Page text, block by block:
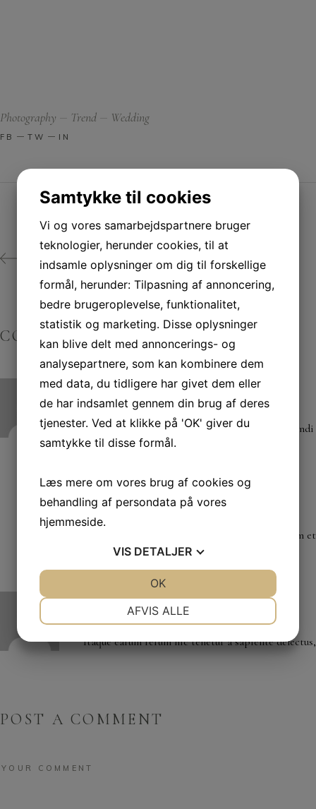
Photography Trend Wedding
FB TW IN
PREV
COMMENTS
ELIZABETH LOREN
november 27, 2019
Nam libero tempore, cum soluta nobis est
JEFF ALVAREZ
november 27, 2019
Temporibus autem
TAMARA DAVIS
november 27, 2019
Itaque earum rerum hic tenetur a sapiente
POST A COMMENT
Samtykke til cookies
Vi og vores samarbejdspartnere bruger
teknologier, herunder cookies, til at
indsamle oplysninger om dig til forskellige
formål, herunder: Tilpasning af annoncering,
bedre brugeroplevelse, funktionalitet,
statistik og marketing. Disse oplysninger
kan blive delt med annoncerings- og
analysepartnere, som kan kombinere dem
med data, du tidligere har givet dem eller
de har indsamlet gennem din brug af deres
tjenester. Ved at klikke på 'OK' giver du
samtykke til disse formål.
Læs mere om vores brug af cookies og
behandling af persondata på vores
hjemmeside.
VIS DETALJER
PRÆFERENCER
AFVIS ALLE
OK